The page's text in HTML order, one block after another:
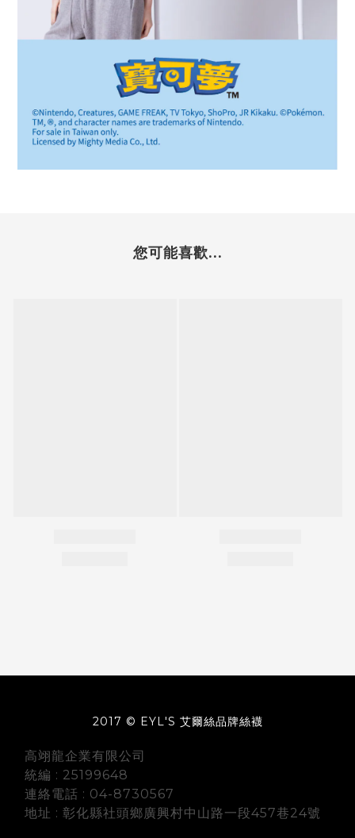
您可能喜歡...
2017 © EYL'S 艾爾絲品牌絲襪
高翊龍企業有限公司
統編 : 25199648
連絡電話 : 04-8730567
地址 : 彰化縣社頭鄉廣興村中山路一段457巷24號